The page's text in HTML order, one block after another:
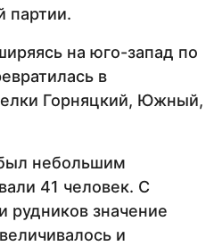
партии.
на юго-запад по
в
Горняцкий, Южный,
небольшим
41 человек. С
рудников значение
и